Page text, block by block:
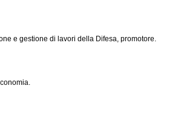
e gestione di lavori della Difesa, promotore.